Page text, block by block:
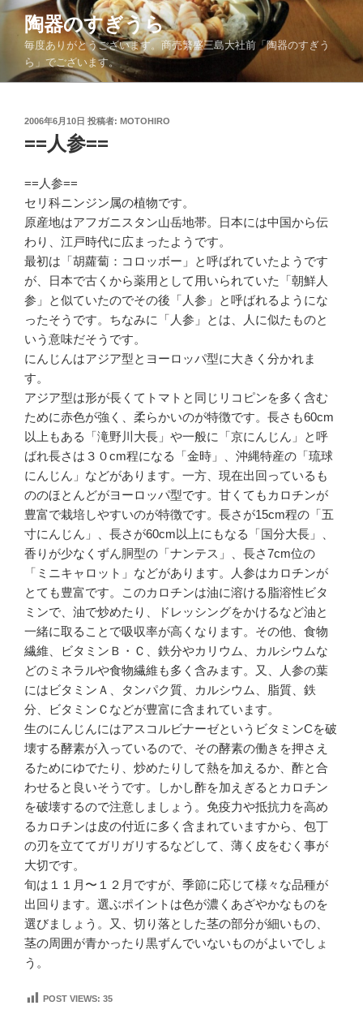
コ
ツ
陶器のすぎうら
毎度ありがとうございます。商売繁盛三島大社前「陶器のすぎう
ら」でございます。
投
日:
2006年6月10日 投稿者: MOTOHIRO
==人参==
==人参==
セリ科ニンジン属の植物です。
原産地はアフガニスタン山岳地帯。日本には中国から伝
わり、江戸時代に広まったようです。
最初は「胡蘿蔔：コロッボー」と呼ばれていたようです
が、日本で古くから薬用として用いられていた「朝鮮人
参」と似ていたのでその後「人参」と呼ばれるようにな
ったそうです。ちなみに「人参」とは、人に似たものと
いう意味だそうです。
にんじんはアジア型とヨーロッパ型に大きく分かれま
す。
アジア型は形が長くてトマトと同じリコピンを多く含む
ために赤色が強く、柔らかいのが特徴です。長さも60cm
以上もある「滝野川大長」や一般に「京にんじん」と呼
ばれ長さは３０cm程になる「金時」、沖縄特産の「琉球
にんじん」などがあります。一方、現在出回っているも
ののほとんどがヨーロッパ型です。甘くてもカロチンが
豊富で栽培しやすいのが特徴です。長さが15cm程の「五
寸にんじん」、長さが60cm以上にもなる「国分大長」、
香りが少なくずん胴型の「ナンテス」、長さ7cm位の
「ミニキャロット」などがあります。人参はカロチンが
とても豊富です。このカロチンは油に溶ける脂溶性ビタ
ミンで、油で炒めたり、ドレッシングをかけるなど油と
一緒に取ることで吸収率が高くなります。その他、食物
繊維、ビタミンＢ・Ｃ、鉄分やカリウム、カルシウムな
どのミネラルや食物繊維も多く含みます。又、人参の葉
にはビタミンＡ、タンパク質、カルシウム、脂質、鉄
分、ビタミンＣなどが豊富に含まれています。
生のにんじんにはアスコルビナーゼというビタミンCを破
壊する酵素が入っているので、その酵素の働きを押さえ
るためにゆでたり、炒めたりして熱を加えるか、酢と合
わせると良いそうです。しかし酢を加えぎるとカロチン
を破壊するので注意しましょう。免疫力や抵抗力を高め
るカロチンは皮の付近に多く含まれていますから、包丁
の刃を立ててガリガリするなどして、薄く皮をむく事が
大切です。
旬は１１月〜１２月ですが、季節に応じて様々な品種が
出回ります。選ぶポイントは色が濃くあざやかなものを
選びましょう。又、切り落とした茎の部分が細いもの、
茎の周囲が青かったり黒ずんでいないものがよいでしょ
う。
POST VIEWS: 35